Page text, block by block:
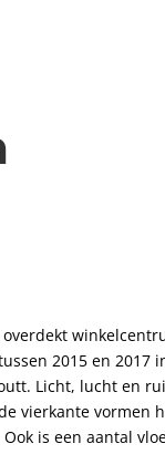
2015 en 2017
Licht, lucht en
vierkante vormen
is een aantal